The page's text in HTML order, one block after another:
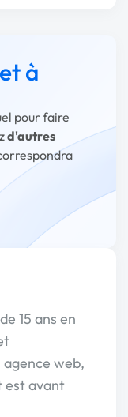
à
pour faire
d'autres
15 ans en
web,
est avant